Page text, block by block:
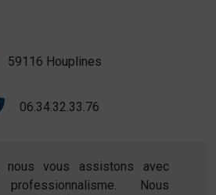
59116 Houplines
06.34.32.33.76
nous vous assistons avec
Nous